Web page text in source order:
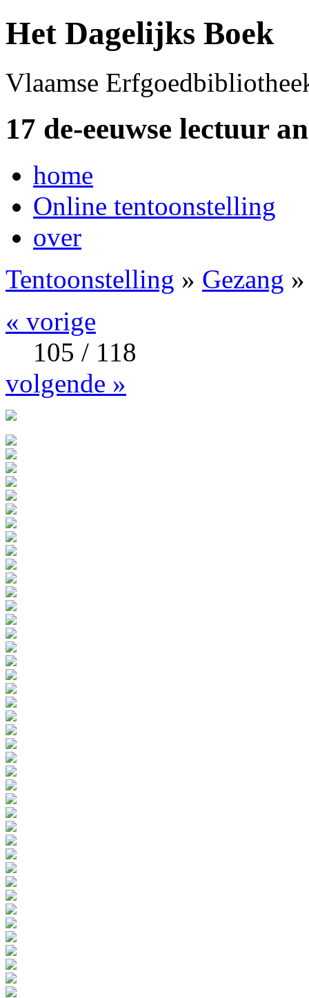
Het Dagelijks Boek
Vlaamse
17 de-eeuwse lectuur
home
Online tentoonstelling
over
Tentoonstelling » Gezang
« vorige
105 / 118
volgende »